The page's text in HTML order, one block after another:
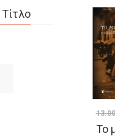
Το
13.00